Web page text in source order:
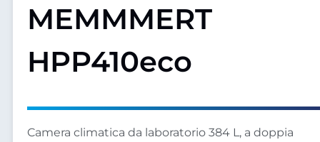
MEMMMERT
HPP410eco
Camera climatica da laboratorio 384 L, a doppia